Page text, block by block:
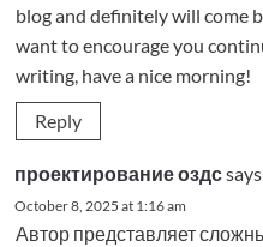
blog and definitely will come
want to encourage you
writing, have a nice morning!
Reply
проектирование оздс
October 8, 2025 at 1:16 am
Автор представляет